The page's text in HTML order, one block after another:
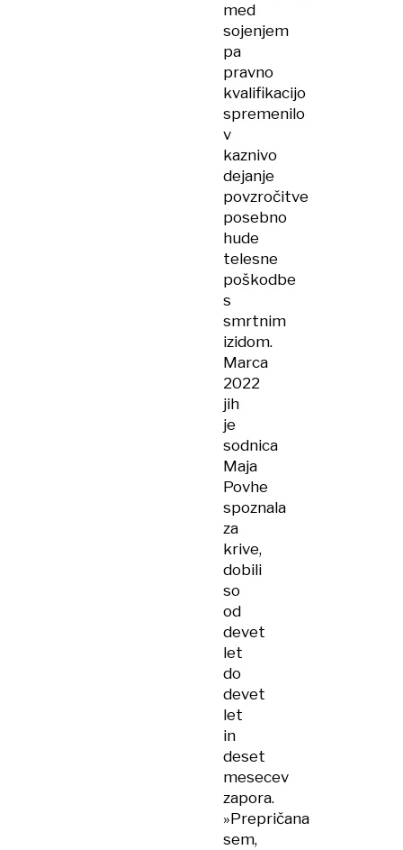
med
sojenjem
pa
pravno
kvalifikacijo
spremenilo
v
kaznivo
dejanje
povzročitve
posebno
hude
telesne
poškodbe
s
smrtnim
izidom.
Marca
2022
jih
je
sodnica
Maja
Povhe
spoznala
za
krive,
dobili
so
od
devet
let
do
devet
let
in
deset
mesecev
zapora.
»Prepričana
sem,